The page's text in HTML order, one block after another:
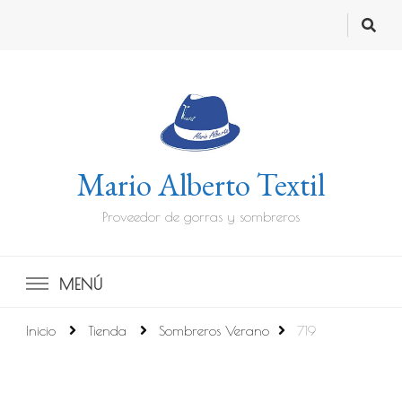
Mario Alberto Textil
Proveedor de gorras y sombreros
MENÚ
Inicio Tienda Sombreros Verano 719